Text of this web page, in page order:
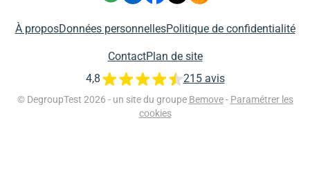
À proposDonnées personnellesPolitique de confidentialité
ContactPlan de site
© DegroupTest 2026 - un site du groupe Bemove - Paramétrer les
cookies
4,8 215 avis